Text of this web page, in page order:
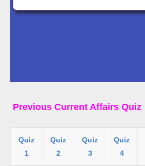
Previous Current Affairs Quiz
Quiz
1
Quiz
2
Quiz
3
Quiz
4